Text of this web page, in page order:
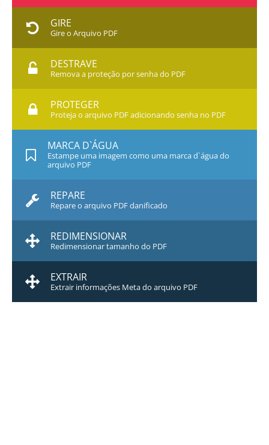
GIRE
Gire o Arquivo PDF
DESTRAVE
Remova a proteção por senha do PDF
PROTEGER
Proteja o arquivo PDF adicionando senha no PDF
MARCA D`ÁGUA
Estampe uma imagem como uma marca d`água do
arquivo PDF
REPARE
Repare o arquivo PDF danificado
REDIMENSIONAR
Redimensionar tamanho do PDF
EXTRAIR
Extrair informações Meta do arquivo PDF